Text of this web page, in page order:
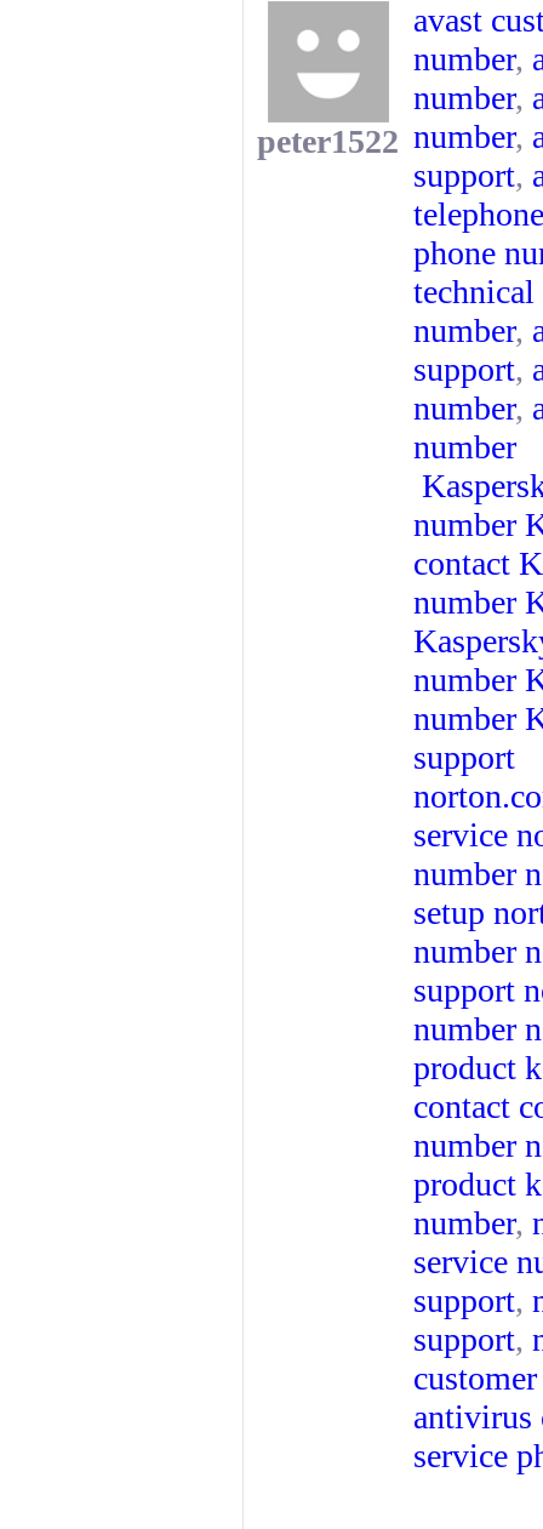
peter1522
avast
number,
number,
number,
support,
phone
technical
number,
support,
number,
number
number
contact
number
number
number
support
service
number
setup
number
support
number
product
contact
number
product
number,
service
support,
support,
antivirus
service